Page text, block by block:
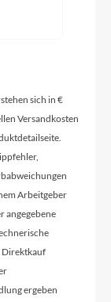
(XS) 720
sich in €
Versandkosten
Arbeitgeber
angegebene
Direktkauf
ergeben